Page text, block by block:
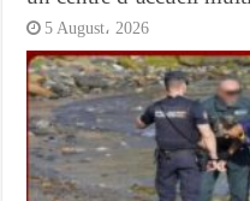
5 August، 2026